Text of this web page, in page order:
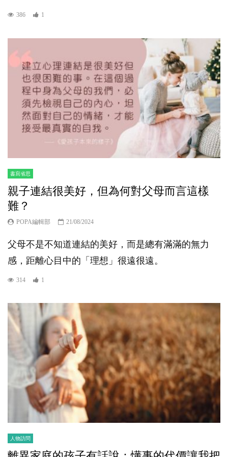
386 1
書寫省思
親子連結很美好，但為何對父母而言這樣
難？
POPA編輯部 21/08/2024
父母不是不知道連結的美好，而是總有滿滿的無力
感，距離心目中的「理想」很遠很遠。
314 1
人物訪問